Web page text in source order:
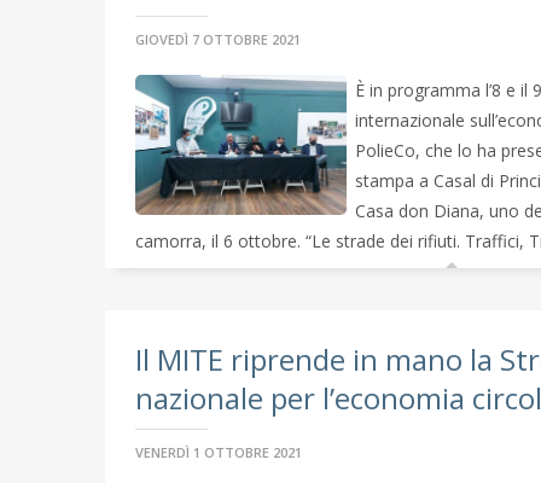
GIOVEDÌ 7 OTTOBRE 2021
È in programma l’8 e
internazionale
PolieCo, che lo ha
stampa a Casal di
Casa don Diana, uno
camorra, il 6 ottobre. “Le strade dei rifiuti. Traffici,
Il MITE riprende in mano la
nazionale per l’economia
VENERDÌ 1 OTTOBRE 2021